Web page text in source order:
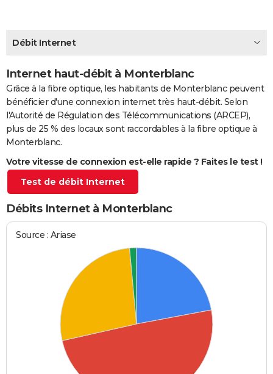
GUIDES D'ACHAT
CARTE DE VOEUX
Carte de Noël
Carte Bonne année
Carte Saint-Valentin
Carte Pâques
Carte d'anniversaire
DICTIONNAIRE
Biographies
Expressions
PROGRAMME TV
COPAINS D'AVANT
S'inscrire
Se connecter
Lycées
Collèges
Primaires
Universités
Entreprises
Service militaire
Avis de recherche
AVIS DE DÉCÈS
FORUM
Bricolage
Lifestyle
Culture
Sport
Auto
Television
Voyage
Cinema
Débit Internet
Internet haut-débit à Monterblanc
Grâce à la fibre optique, les habitants de Monterblanc peuvent
bénéficier d'une connexion internet très haut-débit. Selon
l'Autorité de Régulation des Télécommunications (ARCEP),
plus de 25 % des locaux sont raccordables à la fibre optique à
Monterblanc.
Votre vitesse de connexion est-elle rapide ? Faites le test !
Test de débit Internet
Débits Internet à Monterblanc
Source : Ariase